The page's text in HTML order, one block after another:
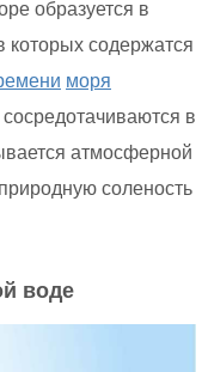
образуется в
которых содержатся
моря
в
атмосферной
соленость
воде